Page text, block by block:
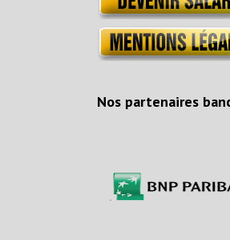
Nos partenaires